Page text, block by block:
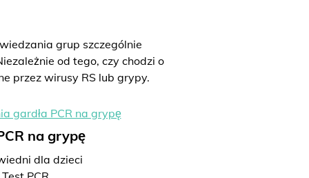
grup szczególnie
od tego, czy chodzi o
przez wirusy RS lub grypy.
na grypę
dla dzieci